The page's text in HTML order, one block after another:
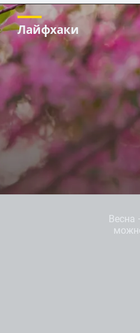
Лайфхаки
Весна